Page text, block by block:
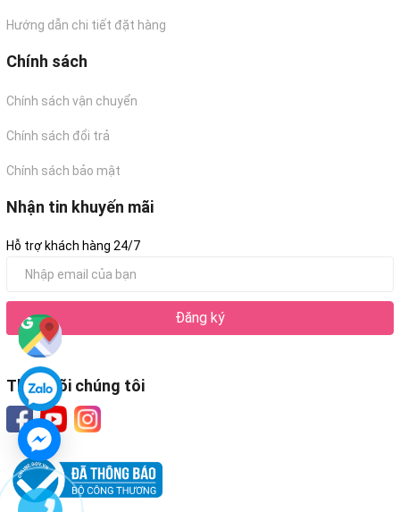
Hướng dẫn chi tiết đặt hàng
Chính sách
Chính sách vận chuyển
Chính sách đổi trả
Chính sách bảo mật
Nhận tin khuyến mãi
Hỗ trợ khách hàng 24/7
Đăng ký
Theo dõi chúng tôi